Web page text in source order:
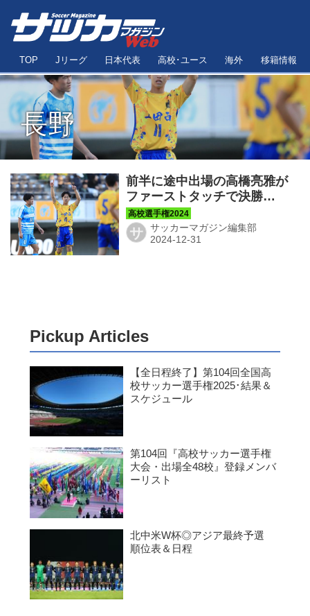
TOP Jリーグ 日本代表 高校･ユース 海外 移籍情報
長野
前半に途中出場の高橋亮雅が
ファーストタッチで決勝
点！ 上田西が徳島市立を破
り、３回戦進出【2回戦】
サ サッカーマガジン編集部
Pickup Articles
【全日程終了】第104回全国高
校サッカー選手権2025･結果＆
スケジュール
第104回『高校サッカー選手権
大会・出場全48校』登録メンバ
ーリスト
北中米W杯◎アジア最終予選
順位表＆日程